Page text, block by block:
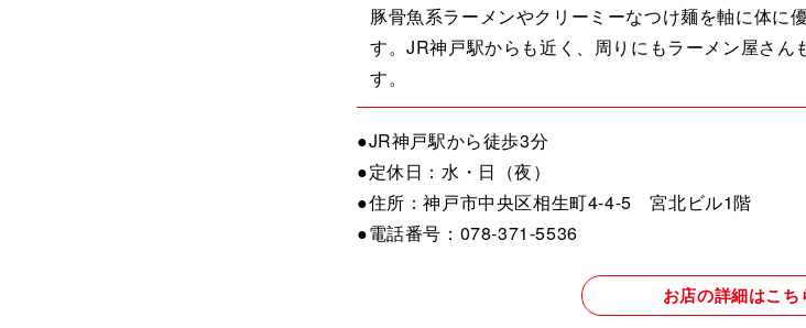
豚骨魚系ラーメンやクリーミーなつけ麺を軸に体に
す。JR神戸駅からも近く、周りにもラーメン屋さ
す。
●JR神戸駅から徒歩3分
●定休日：水・日（夜）
●住所：神戸市中央区相生町4-4-5 宮北ビル1階
●電話番号：078-371-5536
お店の詳細はこち